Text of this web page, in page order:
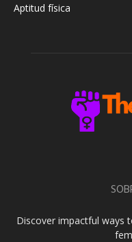
Aptitud física
Discover impactful ways